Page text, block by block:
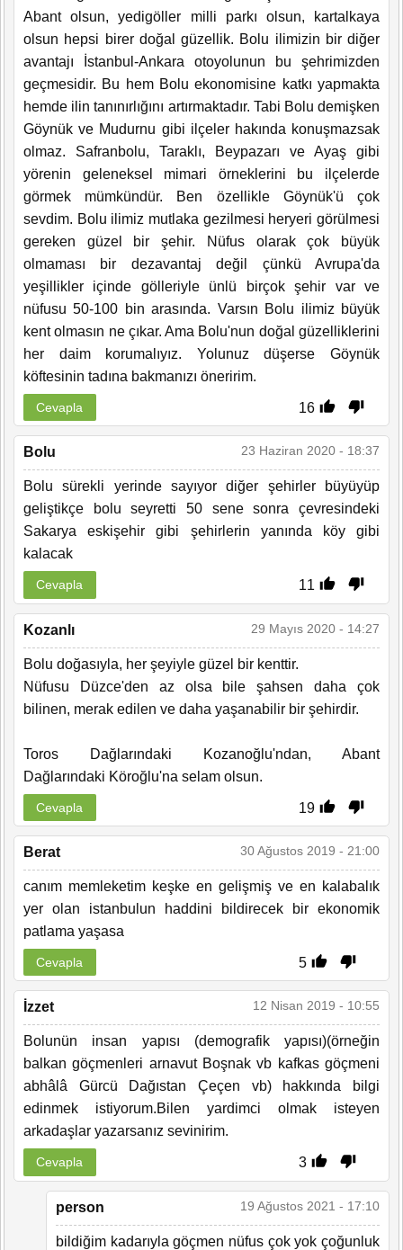
Abant olsun, yedigöller milli parkı olsun, kartalkaya
olsun hepsi birer doğal güzellik. Bolu ilimizin bir diğer
avantajı İstanbul-Ankara otoyolunun bu şehrimizden
geçmesidir. Bu hem Bolu ekonomisine katkı yapmakta
hemde ilin tanınırlığını artırmaktadır. Tabi Bolu demişken
Göynük ve Mudurnu gibi ilçeler hakında konuşmazsak
olmaz. Safranbolu, Taraklı, Beypazarı ve Ayaş gibi
yörenin geleneksel mimari örneklerini bu ilçelerde
görmek mümkündür. Ben özellikle Göynük'ü çok
sevdim. Bolu ilimiz mutlaka gezilmesi heryeri görülmesi
gereken güzel bir şehir. Nüfus olarak çok büyük
olmaması bir dezavantaj değil çünkü Avrupa'da
yeşillikler içinde gölleriyle ünlü birçok şehir var ve
nüfusu 50-100 bin arasında. Varsın Bolu ilimiz büyük
kent olmasın ne çıkar. Ama Bolu'nun doğal güzelliklerini
her daim korumalıyız. Yolunuz düşerse Göynük
köftesinin tadına bakmanızı öneririm.
16
Cevapla
Bolu 23 Haziran 2020 - 18:37
Bolu sürekli yerinde sayıyor diğer şehirler büyüyüp
geliştikçe bolu seyretti 50 sene sonra çevresindeki
Sakarya eskişehir gibi şehirlerin yanında köy gibi
kalacak
11
Cevapla
Kozanlı 29 Mayıs 2020 - 14:27
Bolu doğasıyla, her şeyiyle güzel bir kenttir.
Nüfusu Düzce'den az olsa bile şahsen daha çok
bilinen, merak edilen ve daha yaşanabilir bir şehirdir.
Toros Dağlarındaki Kozanoğlu'ndan, Abant
Dağlarındaki Köroğlu'na selam olsun.
19
Cevapla
Berat 30 Ağustos 2019 - 21:00
canım memleketim keşke en gelişmiş ve en kalabalık
yer olan istanbulun haddini bildirecek bir ekonomik
patlama yaşasa
5
Cevapla
İzzet 12 Nisan 2019 - 10:55
Bolunün insan yapısı (demografik yapısı)(örneğin
balkan göçmenleri arnavut Boşnak vb kafkas göçmeni
abhâlâ Gürcü Dağıstan Çeçen vb) hakkında bilgi
edinmek istiyorum.Bilen yardimci olmak isteyen
arkadaşlar yazarsanız sevinirim.
3
Cevapla
person 19 Ağustos 2021 - 17:10
bildiğim kadarıyla göçmen nüfus çok yok çoğunluk